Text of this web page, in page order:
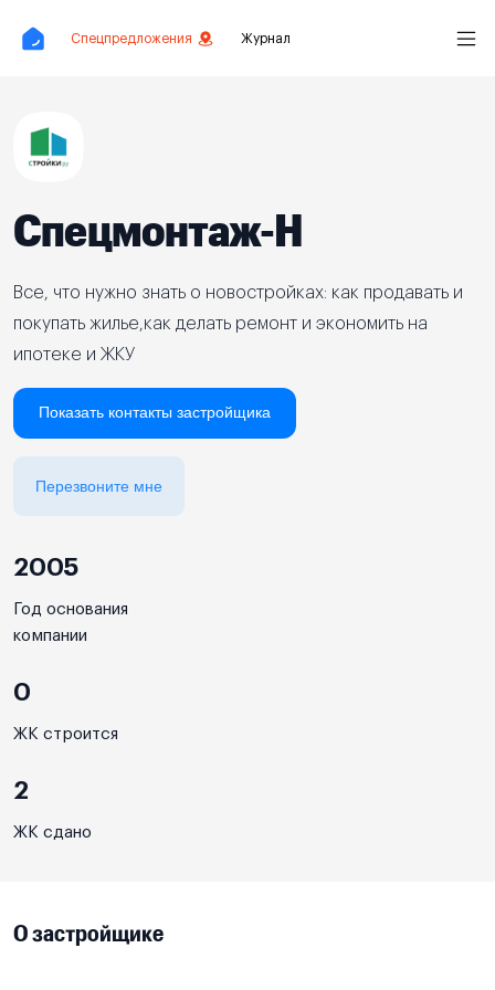
Спецпредложения Журнал
Спецмонтаж-Н
Все, что нужно знать о новостройках: как продавать и
покупать жилье,как делать ремонт и экономить на
ипотеке и ЖКУ
Показать контакты застройщика
Перезвоните мне
2005
Год основания
компании
0
ЖК строится
2
ЖК сдано
О застройщике